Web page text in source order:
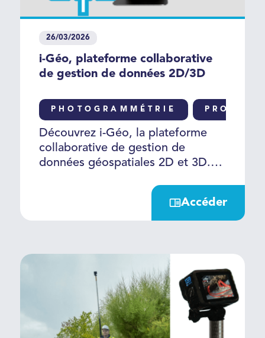
26/03/2026
i-Géo, plateforme collaborative
de gestion de données 2D/3D
PHOTOGRAMMÉTRIE PRODUIT
Découvrez i-Géo, la plateforme
collaborative de gestion de
données géospatiales 2D et 3D.
sont réunies sur une plateforme
unique, exploitables en ligne et
accessibles à l’ensemble des
efficace et sécurisée.
Accéder